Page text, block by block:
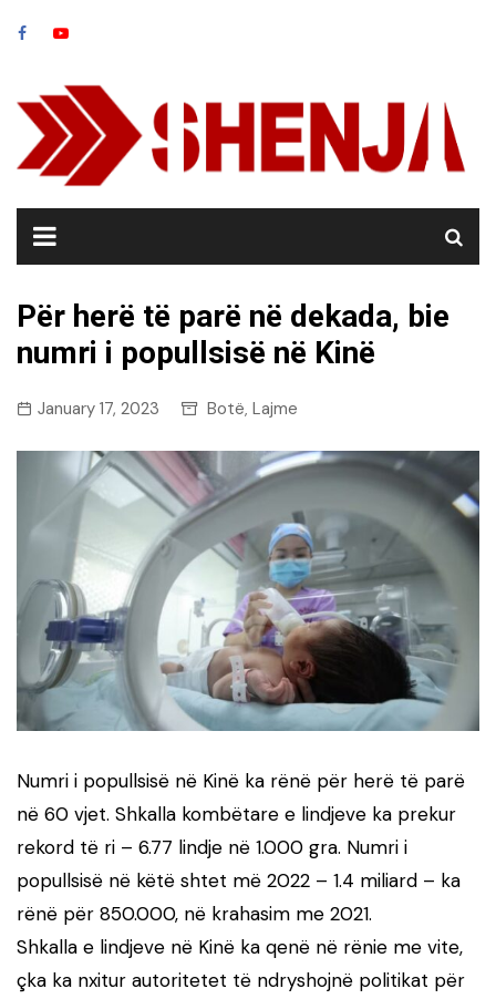
Për herë të parë në dekada, bie
numri i popullsisë në Kinë
January 17, 2023 Botë, Lajme
Numri i popullsisë në Kinë ka rënë për herë të parë
në 60 vjet. Shkalla kombëtare e lindjeve ka prekur
rekord të ri – 6.77 lindje në 1.000 gra. Numri i
popullsisë në këtë shtet më 2022 – 1.4 miliard – ka
rënë për 850.000, në krahasim me 2021.
Shkalla e lindjeve në Kinë ka qenë në rënie me vite,
çka ka nxitur autoritetet të ndryshojnë politikat për